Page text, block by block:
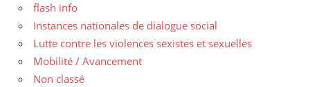
flash info
Instances nationales de dialogue social
Lutte contre les violences sexistes et sexuelles
Mobilité / Avancement
Non classé